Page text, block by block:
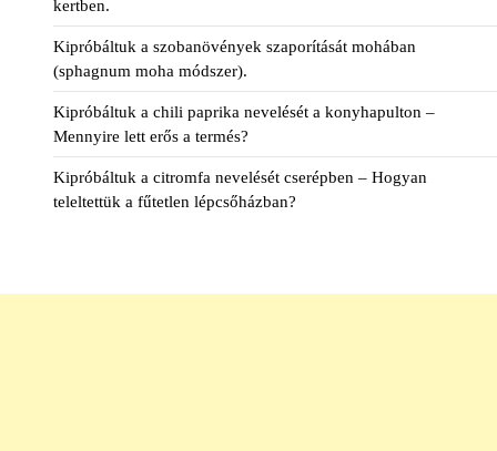
kertben.
Kipróbáltuk a szobanövények szaporítását mohában
(sphagnum moha módszer).
Kipróbáltuk a chili paprika nevelését a konyhapulton –
Mennyire lett erős a termés?
Kipróbáltuk a citromfa nevelését cserépben – Hogyan
teleltettük a fűtetlen lépcsőházban?